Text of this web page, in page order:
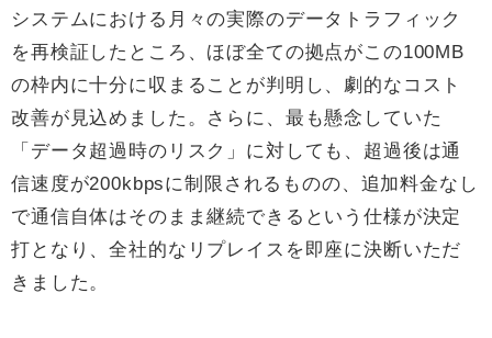
システムにおける月々の実際のデータトラフィック
を再検証したところ、ほぼ全ての拠点がこの100MB
の枠内に十分に収まることが判明し、劇的なコスト
改善が見込めました。さらに、最も懸念していた
「データ超過時のリスク」に対しても、超過後は通
信速度が200kbpsに制限されるものの、追加料金なし
で通信自体はそのまま継続できるという仕様が決定
打となり、全社的なリプレイスを即座に決断いただ
きました。